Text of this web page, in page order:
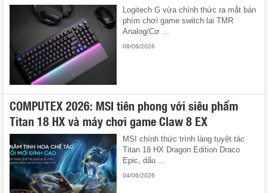
Logitech G vừa chính thức ra mắt bàn
phím chơi game switch lai TMR
Analog/Cơ ...
08/06/2026
COMPUTEX 2026: MSI tiên phong với siêu phẩm
Titan 18 HX và máy chơi game Claw 8 EX
MSI chính thức trình làng tuyệt tác
Titan 18 HX Dragon Edition Draco
Epic, dấu ...
04/06/2026